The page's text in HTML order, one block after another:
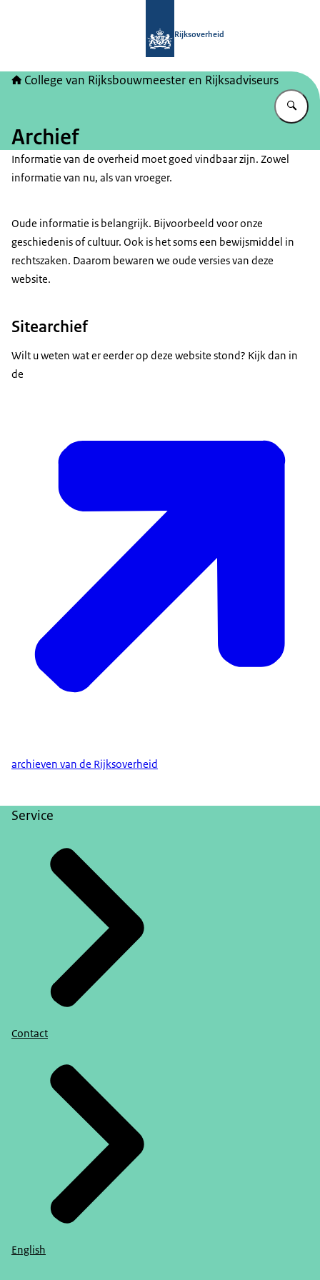
Rijksoverheid
College van Rijksbouwmeester en Rijksadviseurs
Archief
Informatie van de overheid moet goed vindbaar zijn. Zowel
informatie van nu, als van vroeger.
Oude informatie is belangrijk. Bijvoorbeeld voor onze
geschiedenis of cultuur. Ook is het soms een bewijsmiddel in
rechtszaken. Daarom bewaren we oude versies van deze
website.
Sitearchief
Wilt u weten wat er eerder op deze website stond? Kijk dan in
de
archieven van de Rijksoverheid
Service
Contact
English